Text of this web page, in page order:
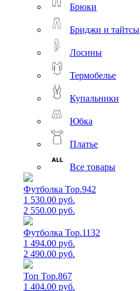
Брюки
Бриджи и тайтсы
Лосины
Термобелье
Купальники
Юбка
Платье
Все товары
Футболка Top.942
1 530.00 руб.
2 550.00 руб.
Футболка Top.1132
1 494.00 руб.
2 490.00 руб.
Топ Top.867
1 404.00 руб.